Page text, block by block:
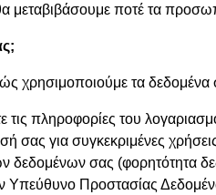
ποτέ τα
χρησιμοποιούμε τα
τις πληροφορίες του
σας για συγκεκριμένες
δεδομένων σας (φορητότητα
Υπεύθυνο Προστασίας